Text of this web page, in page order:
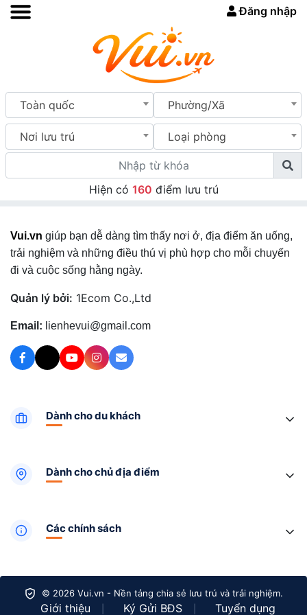
Đăng nhập
Toàn quốc Phường/Xã
Nơi lưu trú Loại phòng
Hiện có 160 điểm lưu trú
Vui.vn giúp bạn dễ dàng tìm thấy nơi ở, địa điểm ăn uống,
trải nghiệm và những điều thú vị phù hợp cho mỗi chuyến
đi và cuộc sống hằng ngày.
Quản lý bởi: 1Ecom Co.,Ltd
Email: lienhevui@gmail.com
Dành cho du khách
Dành cho chủ địa điểm
Các chính sách
© 2026 Vui.vn - Nền tảng chia sẻ lưu trú và trải nghiệm.
Giới thiệu Ký Gửi BĐS Tuyển dụng